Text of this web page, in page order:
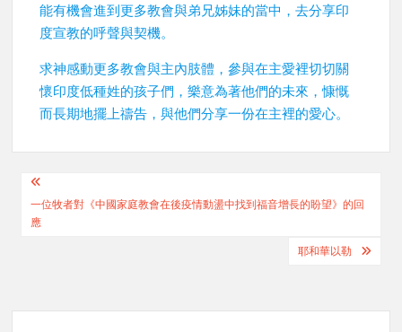
能有機會進到更多教會與弟兄姊妹的當中，去分享印
度宣教的呼聲與契機。
求神感動更多教會與主內肢體，參與在主愛裡切切關
懷印度低種姓的孩子們，樂意為著他們的未來，慷慨
而長期地擺上禱告，與他們分享一份在主裡的愛心。
Post
navigation
一位牧者對《中國家庭教會在後疫情動盪中找到福音增長的盼望》的回
應
耶和華以勒